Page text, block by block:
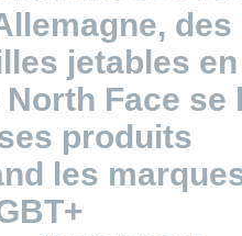
jetables
North Face se
produits
les